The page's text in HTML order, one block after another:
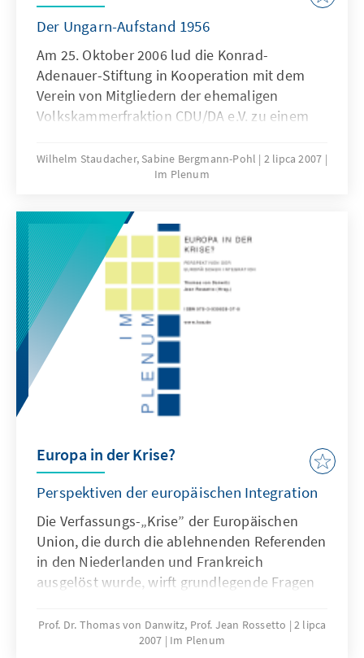
Der Ungarn-Aufstand 1956
Am 25. Oktober 2006 lud die Konrad-
Adenauer-Stiftung in Kooperation mit dem
Verein von Mitgliedern der ehemaligen
Volkskammerfraktion CDU/DA e.V. zu einem
Jubiläums des Ungarn-Aufstands von 1956.
Im Mittelpunkt dieses Forums standen die
friedliche Revolution 1989 in Ungarn und
dessen Auswirkungen auf die DDR. Dieser
Band dokumentiert die Vorträge des Abends
und Auszüge aus der anschließenden
Podiumsdiskussion.
Wilhelm Staudacher, Sabine Bergmann-Pohl
2 lipca 2007
Im Plenum
Europa in der Krise?
Perspektiven der europäischen Integration
Die Verfassungs-„Krise” der Europäischen
Union, die durch die ablehnenden Referenden
in den Niederlanden und Frankreich
ausgelöst wurde, wirft grundlegende Fragen
Integrationsentwicklung auf. Ihre
Beantwortung ist Voraussetzung für jede
Prof. Dr. Thomas von Danwitz, Prof. Jean Rossetto
2 lipca
2007
Im Plenum